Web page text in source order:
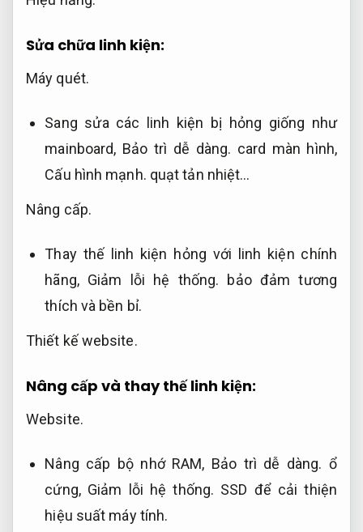
Sửa chữa linh kiện:
Máy quét.
Sang sửa các linh kiện bị hỏng giống như
mainboard, Bảo trì dễ dàng. card màn hình,
Cấu hình mạnh. quạt tản nhiệt…
Nâng cấp.
Thay thế linh kiện hỏng với linh kiện chính
hãng, Giảm lỗi hệ thống. bảo đảm tương
thích và bền bỉ.
Thiết kế website.
Nâng cấp và thay thế linh kiện:
Website.
Nâng cấp bộ nhớ RAM, Bảo trì dễ dàng. ổ
cứng, Giảm lỗi hệ thống. SSD để cải thiện
hiệu suất máy tính.